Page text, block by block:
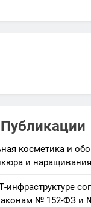
косметика и
и
инфраструктуре
№ 152-ФЗ и